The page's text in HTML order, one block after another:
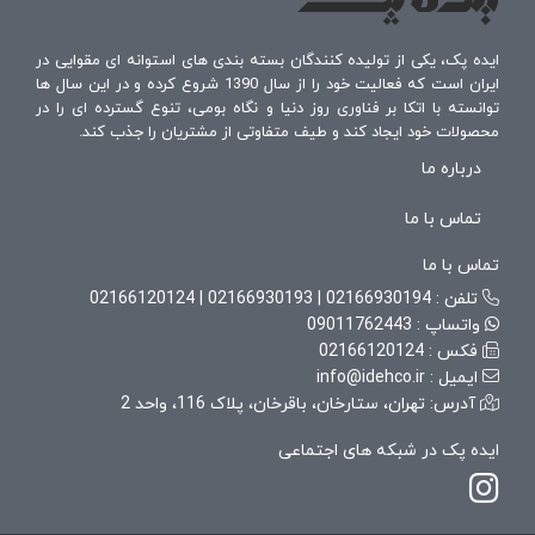
ایده پک، یکی از تولیده کنندگان بسته بندی های استوانه ای مقوایی در
ایران است که فعالیت خود را از سال 1390 شروع کرده و در این سال ها
توانسته با اتکا بر فناوری روز دنیا و نگاه بومی، تنوع گسترده ای را در
محصولات خود ایجاد کند و طیف متفاوتی از مشتریان را جذب کند.
درباره ما
تماس با ما
تماس با ما
تلفن : 02166930194
|
02166930193
|
02166120124
واتساپ : 09011762443
فکس : 02166120124
ایمیل : info@idehco.ir
آدرس: تهران، ستارخان، باقرخان، پلاک 116، واحد 2
ایده پک در شبکه های اجتماعی